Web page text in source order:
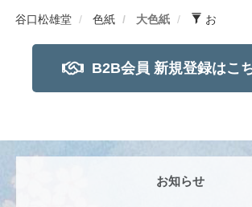
谷口松雄堂 色紙 大色紙 お
B2B会員 新規登録はこ
お知らせ